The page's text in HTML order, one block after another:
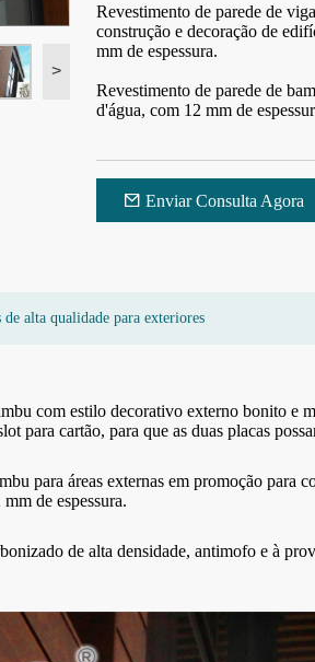
jardim de bambu
Deck de
>
Revestimento de parede de
construção e decoração de
mm de espessura.
Revestimento de parede de
d'água, com 12 mm de
Enviar Consulta Agora
alta qualidade para exteriores
com estilo decorativo externo bonito e
para cartão, para que as duas placas
para áreas externas em promoção para
de espessura.
de alta densidade, antimofo e à